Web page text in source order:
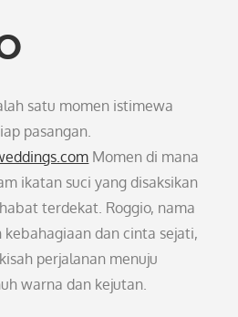
satu momen istimewa
pasangan.
Momen di mana
ikatan suci yang disaksikan
terdekat. Roggio, nama
dan cinta sejati,
perjalanan menuju
warna dan kejutan.